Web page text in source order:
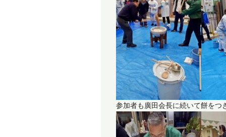
参加者も廣田会長に続いて餅をつ